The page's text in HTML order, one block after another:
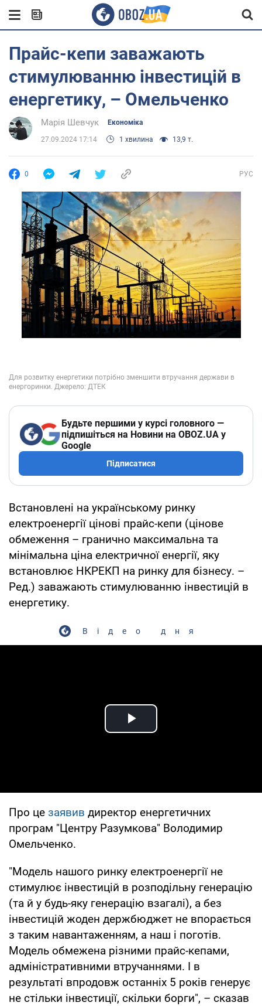
Прайс-кепи заважають
стимулюванню інвестицій в
енергетику, – Омельченко
Марія Шевчук Економіка
27.09.2024 17:14 1 хвилина 13,9 т.
0 РУС
Будьте першими у курсі головного —
підпишіться на Новини на OBOZ.UA у
Google
Підписатися
Встановлені на українському ринку
електроенергії цінові прайс-кепи (цінове
обмеження – гранично максимальна та
мінімальна ціна електричної енергії, яку
встановлює НКРЕКП на ринку для бізнесу. –
Ред.) заважають стимулюванню інвестицій в
енергетику.
Відео дня
Play Video
Про це заявив директор енергетичних
програм "Центру Разумкова" Володимир
Омельченко.
"Модель нашого ринку електроенергії не
стимулює інвестицій в розподільну генерацію
(та й у будь-яку генерацію взагалі), а без
інвестицій жоден держбюджет не впорається
з таким навантаженням, а наш і поготів.
Модель обмежена різними прайс-кепами,
адміністративними втручаннями. І в
результаті впродовж останніх 5 років генерує
не стільки інвестиції, скільки борги", – сказав